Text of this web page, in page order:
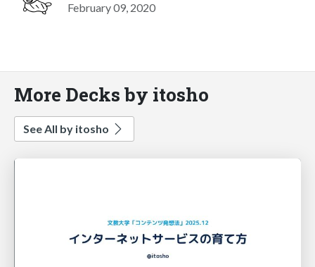
February 09, 2020
More Decks by itosho
See All by itosho